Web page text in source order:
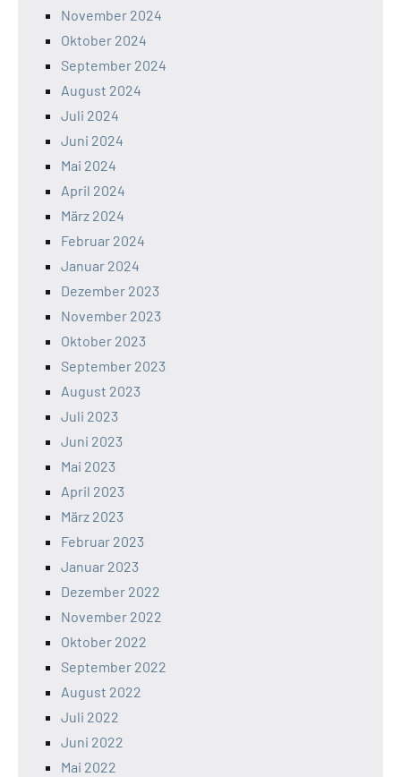
November 2024
Oktober 2024
September 2024
August 2024
Juli 2024
Juni 2024
Mai 2024
April 2024
März 2024
Februar 2024
Januar 2024
Dezember 2023
November 2023
Oktober 2023
September 2023
August 2023
Juli 2023
Juni 2023
Mai 2023
April 2023
März 2023
Februar 2023
Januar 2023
Dezember 2022
November 2022
Oktober 2022
September 2022
August 2022
Juli 2022
Juni 2022
Mai 2022